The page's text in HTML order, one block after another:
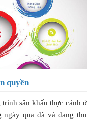
quyền
sân khấu thực cảnh ở
qua đã và đang thu